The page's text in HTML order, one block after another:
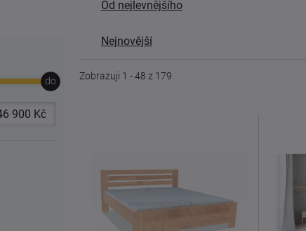
Od nejlevnějšího
Nejnovější
Zobrazuji 1 - 48 z 179